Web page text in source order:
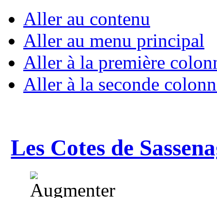
Aller au contenu
Aller au menu principal
Aller à la première
Aller à la seconde
Les Cotes de